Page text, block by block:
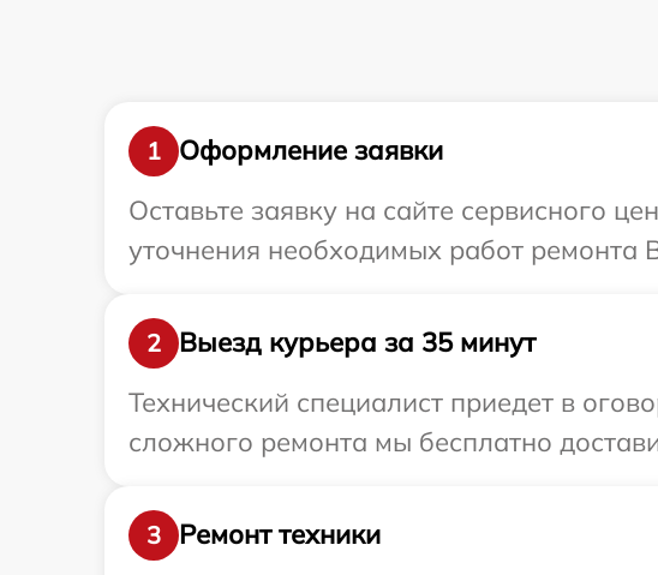
1
Оформление заявки
Оставьте заявку на сайте сервисного
уточнения необходимых работ ремонта
2
Выезд курьера за 35 минут
Технический специалист приедет в
сложного ремонта мы бесплатно
3
Ремонт техники